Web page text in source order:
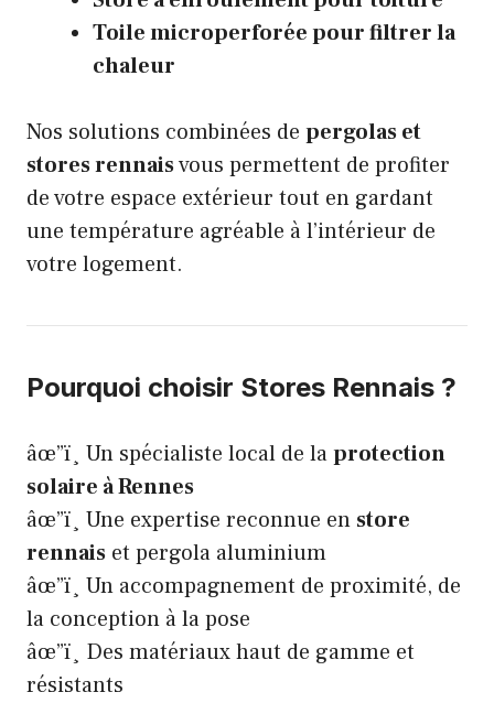
Toile microperforée pour filtrer la
chaleur
Nos solutions combinées de pergolas et
stores rennaisvous permettent de profiter
de votre espace extérieur tout en gardant
une température agréable à l’intérieur de
votre logement.
Pourquoi choisir Stores Rennais ?
âœ”ï¸ Un spécialiste local de laprotection
solaire à Rennes
âœ”ï¸ Une expertise reconnue en store
rennais et pergola aluminium
âœ”ï¸ Un accompagnement de proximité, de
la conception à la pose
âœ”ï¸ Des matériaux haut de gamme et
résistants